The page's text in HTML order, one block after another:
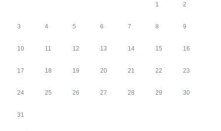
1 2
3 4 5 6 7 8 9
10 11 12 13 14 15 16
17 18 19 20 21 22 23
24 25 26 27 28 29 30
31